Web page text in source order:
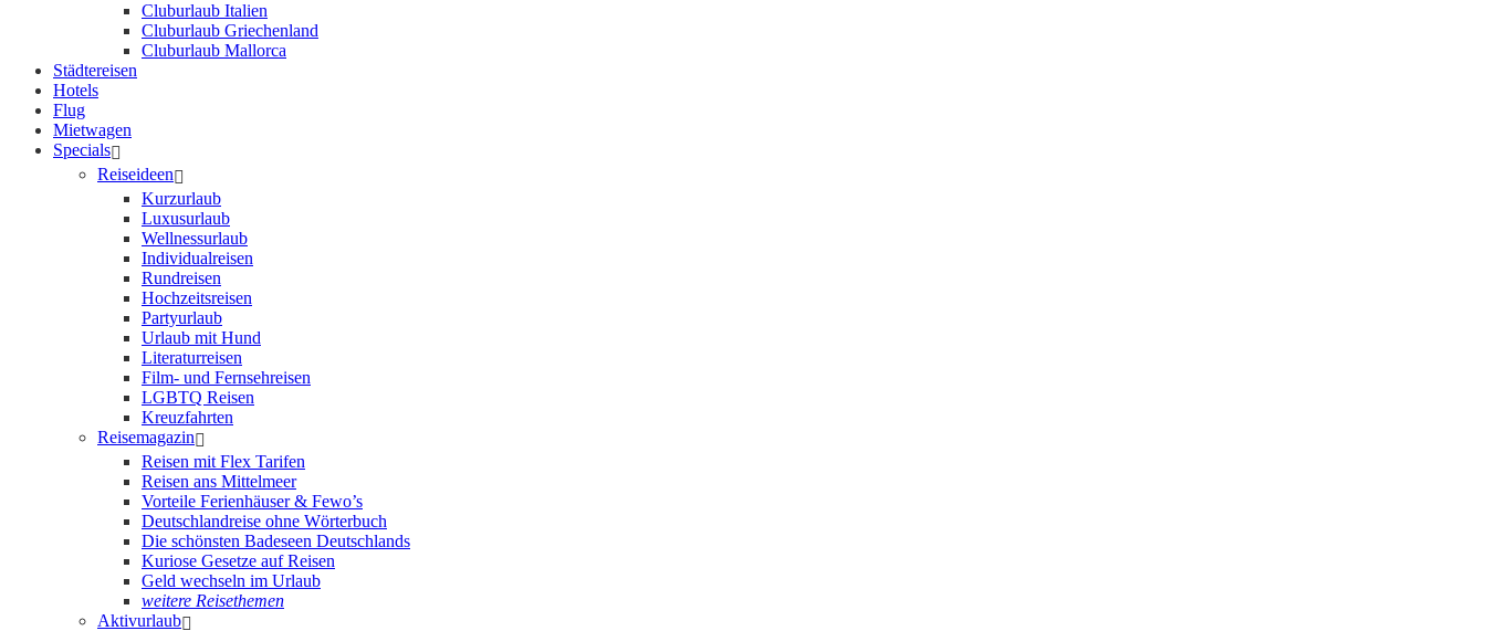
Cluburlaub Italien
Cluburlaub Griechenland
Cluburlaub Mallorca
Städtereisen
Hotels
Flug
Mietwagen
Specials
Reiseideen
Kurzurlaub
Luxusurlaub
Wellnessurlaub
Individualreisen
Rundreisen
Hochzeitsreisen
Partyurlaub
Urlaub mit Hund
Literaturreisen
Film- und Fernsehreisen
LGBTQ Reisen
Kreuzfahrten
Reisemagazin
Reisen mit Flex Tarifen
Reisen ans Mittelmeer
Vorteile Ferienhäuser & Fewo’s
Deutschlandreise ohne Wörterbuch
Die schönsten Badeseen Deutschlands
Kuriose Gesetze auf Reisen
Geld wechseln im Urlaub
weitere Reisethemen
Aktivurlaub